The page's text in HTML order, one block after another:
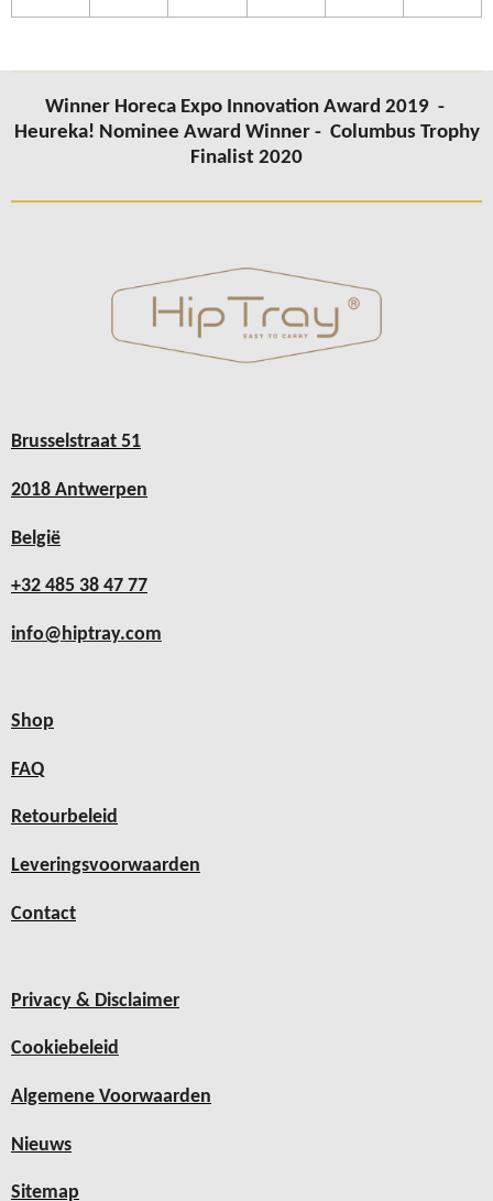
Winner Horeca Expo Innovation Award 2019 -
Heureka! Nominee Award Winner - Columbus Trophy
Finalist 2020
Brusselstraat 51
2018 Antwerpen
België
+32 485 38 47 77
info@hiptray.com
Shop
FAQ
Retourbeleid
Leveringsvoorwaarden
Contact
Privacy & Disclaimer
Cookiebeleid
Algemene Voorwaarden
Nieuws
Sitemap